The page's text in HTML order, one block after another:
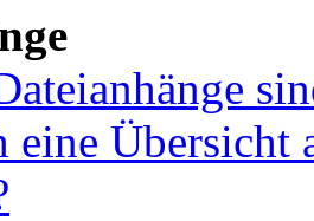
eine Übersicht